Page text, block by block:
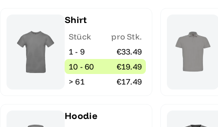
Shirt
Stück
pro Stk.
1 - 9
€33.49
10 - 60
€19.49
> 61
€17.49
Hoodie